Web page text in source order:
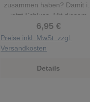
zusammen haben? Damit ist
jetzt Schluss. Mit diesem
Ordner bekommen Sie die
Ablage Ihrer Unterlagen in
den Griff.
6,95 €
Preise inkl. MwSt. zzgl.
Versandkosten
Details